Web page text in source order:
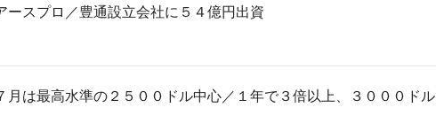
ースプロ／豊通設立会社に５４億円出資
月は最高水準の２５００ドル中心／１年で３倍以上、３０００ドル